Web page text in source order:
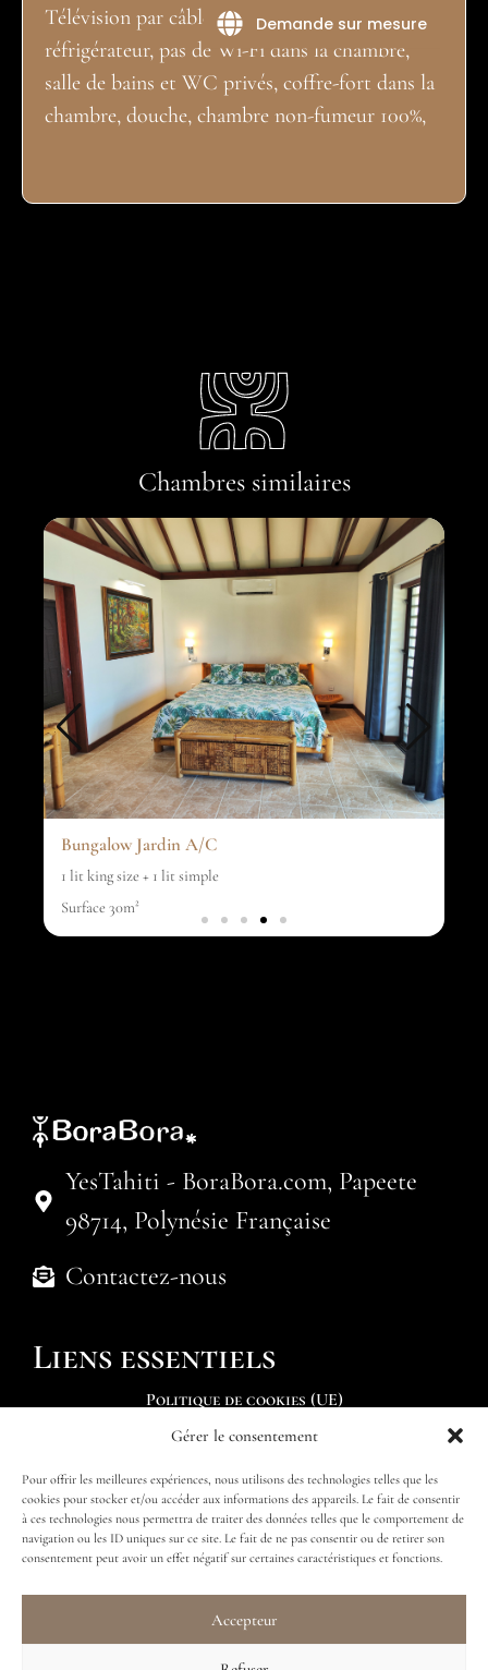
Gérer le consentement
Pour offrir les meilleures expériences, nous utilisons des technologies telles que les
cookies pour stocker et/ou accéder aux informations des appareils. Le fait de consentir
à ces technologies nous permettra de traiter des données telles que le comportement de
navigation ou les ID uniques sur ce site. Le fait de ne pas consentir ou de retirer son
consentement peut avoir un effet négatif sur certaines caractéristiques et fonctions.
Accepteur
Télévision par câble, ventilateur de plafond,
réfrigérateur, pas de Wi-Fi dans la chambre,
salle de bains et WC privés, coffre-fort dans la
chambre, douche, chambre non-fumeur 100%,
Chambres similaires
Bungalow Jardin A/C
1 lit king size + 1 lit simple
Surface 30m²
YesTahiti - BoraBora.com, Papeete
98714, Polynésie Française
Contactez-nous
Liens essentiels
Politique de cookies (UE)
Soumettre une demande
Trouver mon itinéraire
Suivez-nous
Demande sur mesure